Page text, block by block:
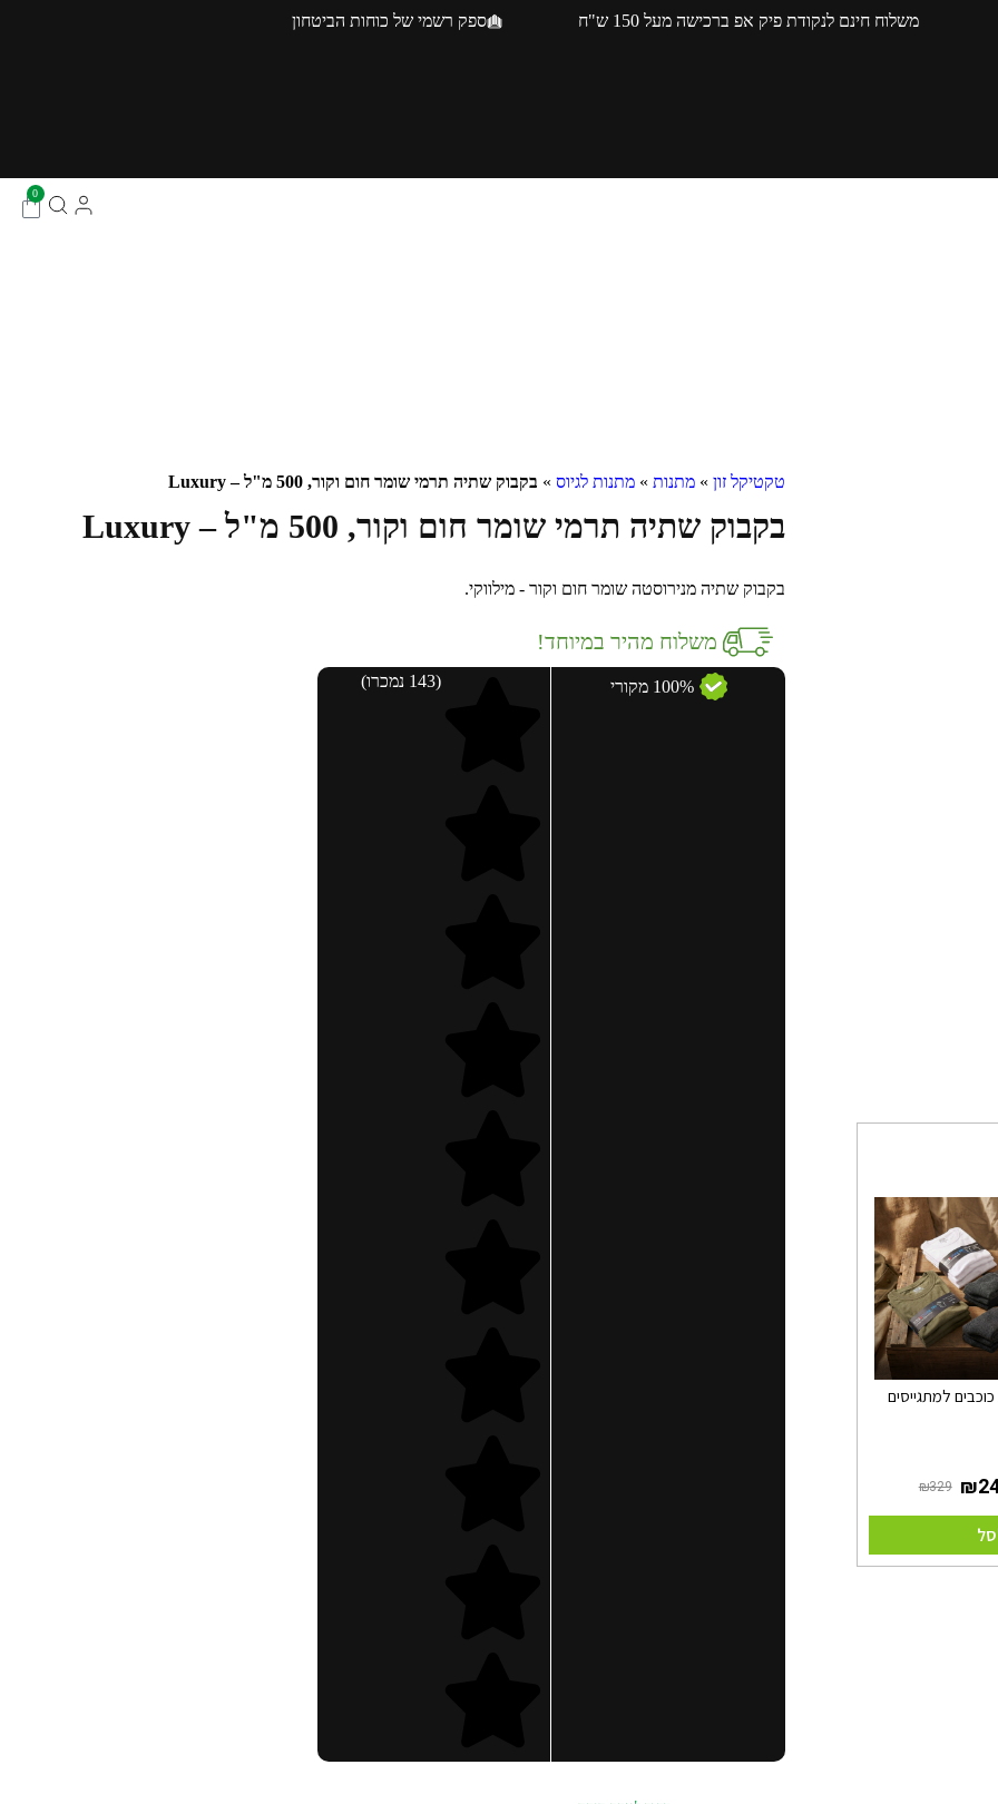
משלוח חינם לנקודת פיק אפ ברכישה מעל 150 ש"ח ספק רשמי של כוחות הביטחון
0
למתגייסים
‏329 ₪
טקטיקל זון » מתנות » מתנות לגיוס » בקבוק שתיה תרמי שומר חום וקור, 500 מ"ל – Luxury
בקבוק שתיה תרמי שומר חום וקור, 500 מ"ל – Luxury
בקבוק שתיה מנירוסטה שומר חום וקור - מילווקי.
משלוח מהיר במיוחד!
100% מקורי (143 נמכרו)